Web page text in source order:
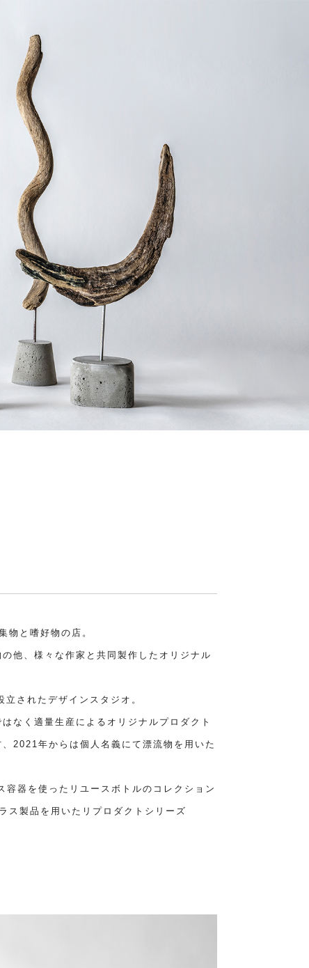
物と嗜好物の店。
他、様々な作家と共同製作したオリジナル
されたデザインスタジオ。
なく適量生産によるオリジナルプロダクト
2021年からは個人名義にて漂流物を用いた
器を使ったリユースボトルのコレクション
ス製品を用いたリプロダクトシリーズ